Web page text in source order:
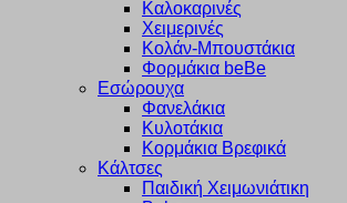
Καλοκαρινές
Χειμερινές
Κολάν-Μπουστάκια
Φορμάκια beBe
Εσώρουχα
Φανελάκια
Κυλοτάκια
Κορμάκια Βρεφικά
Κάλτσες
Παιδική Χειμωνιάτικη